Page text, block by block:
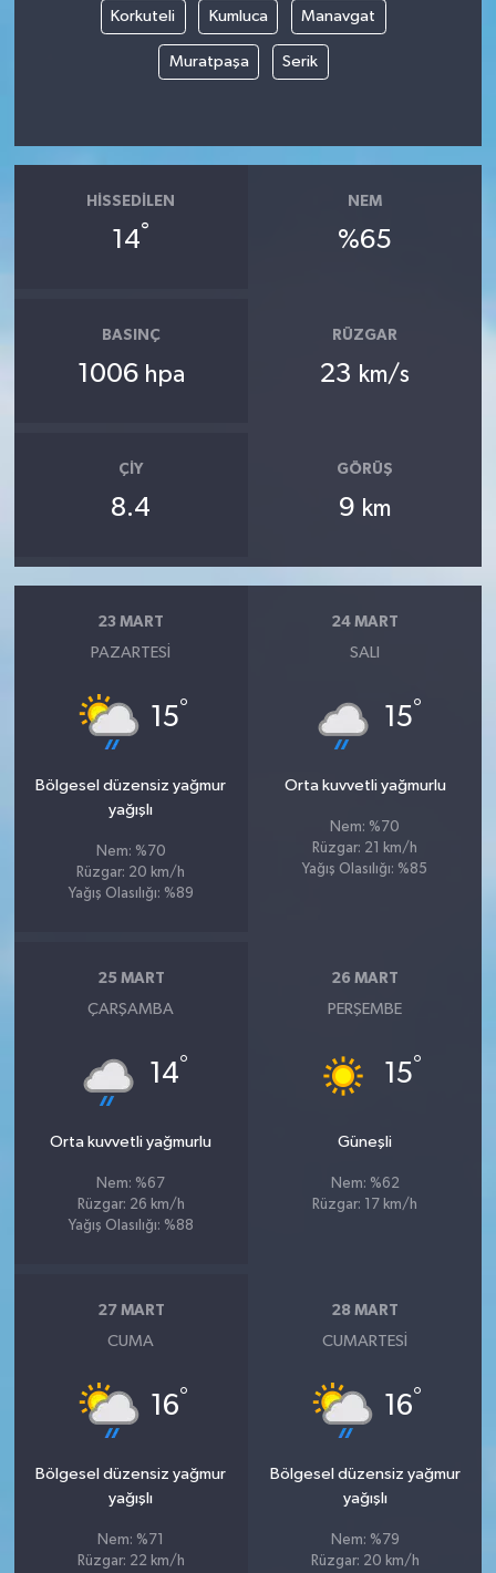
Korkuteli Kumluca Manavgat
Muratpaşa Serik
HISSEDILEN
14°
NEM
%65
BASINÇ
1006 hpa
RÜZGAR
23 km/s
ÇIY
8.4
GÖRÜŞ
9 km
23 MART
PAZARTESI
15°
Bölgesel düzensiz yağmur
yağışlı
Nem: %70
Rüzgar: 20 km/h
Yağış Olasılığı: %89
24 MART
SALI
15°
Orta kuvvetli yağmurlu
Nem: %70
Rüzgar: 21 km/h
Yağış Olasılığı: %85
25 MART
ÇARŞAMBA
14°
Orta kuvvetli yağmurlu
Nem: %67
Rüzgar: 26 km/h
Yağış Olasılığı: %88
26 MART
PERŞEMBE
15°
Güneşli
Nem: %62
Rüzgar: 17 km/h
27 MART
CUMA
16°
Bölgesel düzensiz yağmur
yağışlı
Nem: %71
Rüzgar: 22 km/h
28 MART
CUMARTESI
16°
Bölgesel düzensiz yağmur
yağışlı
Nem: %79
Rüzgar: 20 km/h